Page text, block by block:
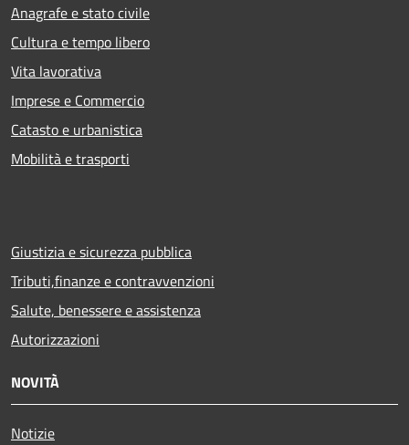
Anagrafe e stato civile
Cultura e tempo libero
Vita lavorativa
Imprese e Commercio
Catasto e urbanistica
Mobilità e trasporti
Giustizia e sicurezza pubblica
Tributi,finanze e contravvenzioni
Salute, benessere e assistenza
Autorizzazioni
NOVITÀ
Notizie